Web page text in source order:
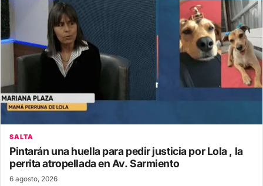
SALTA
Pintarán una huella para pedir justicia por Lola , la
perrita atropellada en Av. Sarmiento
6 agosto, 2026